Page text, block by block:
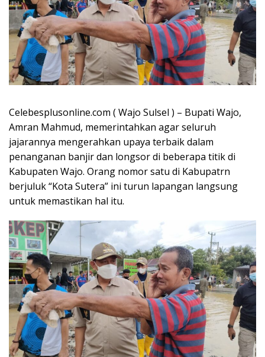
Celebesplusonline.com ( Wajo Sulsel ) – Bupati Wajo,
Amran Mahmud, memerintahkan agar seluruh
jajarannya mengerahkan upaya terbaik dalam
penanganan banjir dan longsor di beberapa titik di
Kabupaten Wajo. Orang nomor satu di Kabupatrn
berjuluk “Kota Sutera” ini turun lapangan langsung
untuk memastikan hal itu.